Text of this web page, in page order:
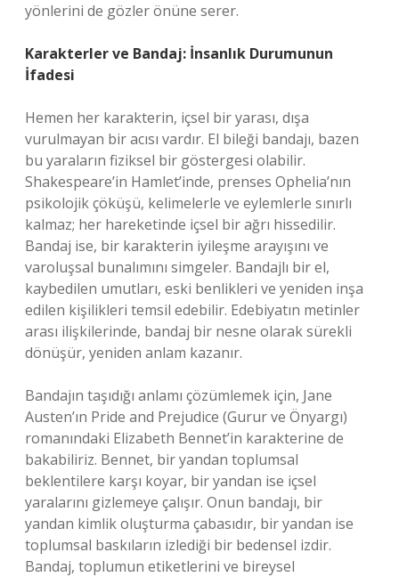
yönlerini de gözler önüne serer.
Karakterler ve Bandaj: İnsanlık Durumunun
İfadesi
Hemen her karakterin, içsel bir yarası, dışa
vurulmayan bir acısı vardır. El bileği bandajı, bazen
bu yaraların fiziksel bir göstergesi olabilir.
Shakespeare’in Hamlet’inde, prenses Ophelia’nın
psikolojik çöküşü, kelimelerle ve eylemlerle sınırlı
kalmaz; her hareketinde içsel bir ağrı hissedilir.
Bandaj ise, bir karakterin iyileşme arayışını ve
varoluşsal bunalımını simgeler. Bandajlı bir el,
kaybedilen umutları, eski benlikleri ve yeniden inşa
edilen kişilikleri temsil edebilir. Edebiyatın metinler
arası ilişkilerinde, bandaj bir nesne olarak sürekli
dönüşür, yeniden anlam kazanır.
Bandajın taşıdığı anlamı çözümlemek için, Jane
Austen’ın Pride and Prejudice (Gurur ve Önyargı)
romanındaki Elizabeth Bennet’in karakterine de
bakabiliriz. Bennet, bir yandan toplumsal
beklentilere karşı koyar, bir yandan ise içsel
yaralarını gizlemeye çalışır. Onun bandajı, bir
yandan kimlik oluşturma çabasıdır, bir yandan ise
toplumsal baskıların izlediği bir bedensel izdir.
Bandaj, toplumun etiketlerini ve bireysel